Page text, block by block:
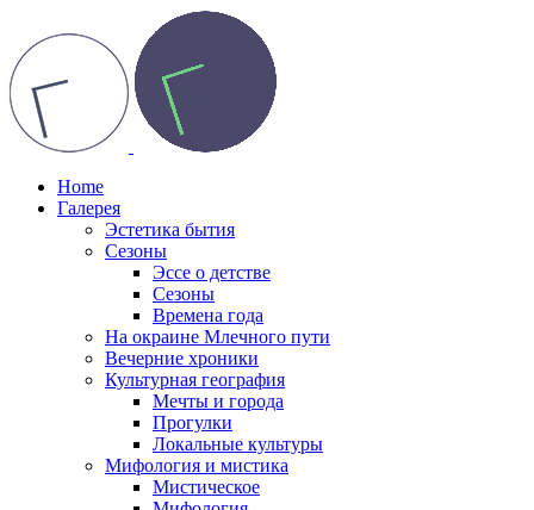
Home
Галерея
Эстетика бытия
Сезоны
Эссе о детстве
Сезоны
Времена года
На окраине Млечного пути
Вечерние хроники
Культурная география
Мечты и города
Прогулки
Локальные культуры
Мифология и мистика
Мистическое